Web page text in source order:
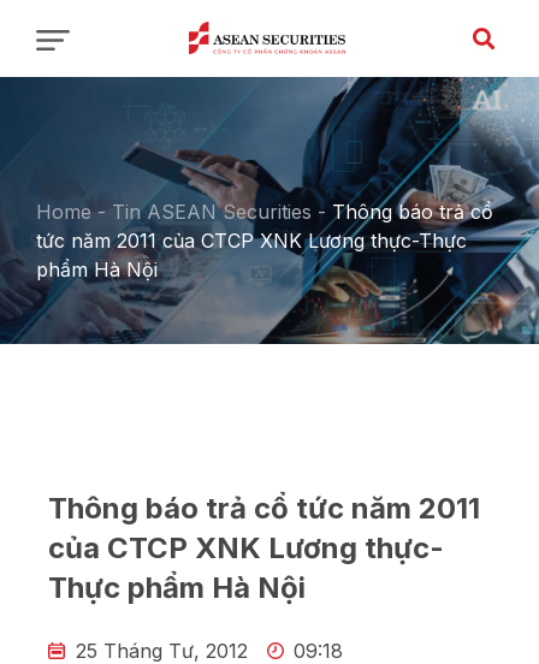
Home - Tin ASEAN Securities - Thông báo trả cổ
tức năm 2011 của CTCP XNK Lương thực-Thực
phẩm Hà Nội
Thông báo trả cổ tức năm 2011
của CTCP XNK Lương thực-
Thực phẩm Hà Nội
25 Tháng Tư, 2012 09:18